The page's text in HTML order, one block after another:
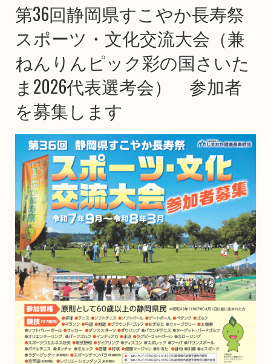
第36回静岡県すこやか長寿祭
スポーツ・文化交流大会（兼
ねんりんピック彩の国さいた
ま2026代表選考会） 参加者
を募集します